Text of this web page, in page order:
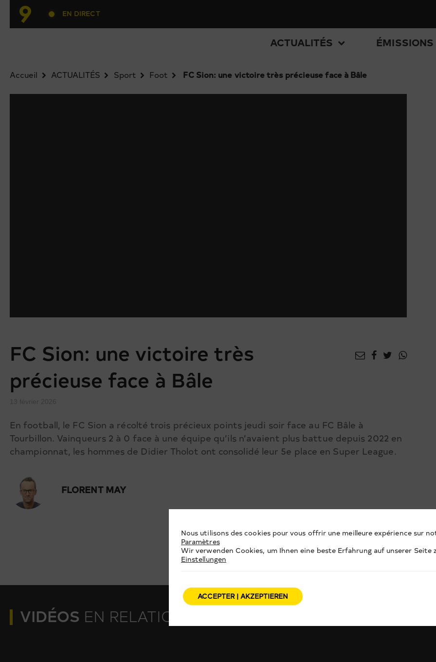
EN DIRECT
ACTUALITÉS ÉMISSIONS
Accueil ACTUALITÉS Sport Foot FC Sion: une victoire très précieuse face à Bâle
FC Sion: une victoire très
précieuse face à Bâle
En football, le FC Sion a récolté trois précieux points jeudi soir face au FC Bâle à
Tourbillon. Vainqueurs 2 à 0 face à une équipe qu’ils n’avaient plus battue depuis 2022 en
championnat, les hommes de Didier Tholot ont consolidé leur 5e place en Super League.
FLORENT MAY
VIDÉOS EN RELATION
Nous utilisons des cookies pour vous offrir une meilleure expérience sur
Paramètres
Wir verwenden Cookies, um Ihnen eine beste Erfahrung auf unserer Seite
Einstellungen
ACCEPTER | AKZEPTIEREN